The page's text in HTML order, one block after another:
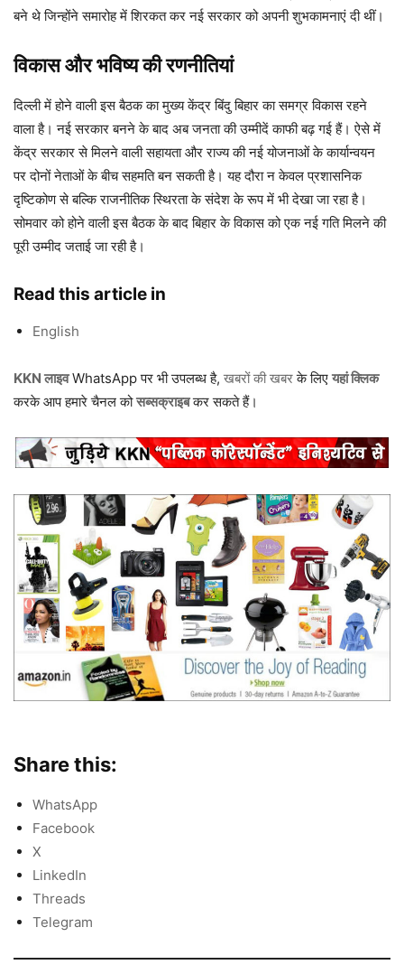
बने थे जिन्होंने समारोह में शिरकत कर नई सरकार को अपनी शुभकामनाएं दी थीं।
विकास और भविष्य की रणनीतियां
दिल्ली में होने वाली इस बैठक का मुख्य केंद्र बिंदु बिहार का समग्र विकास रहने
वाला है। नई सरकार बनने के बाद अब जनता की उम्मीदें काफी बढ़ गई हैं। ऐसे में
केंद्र सरकार से मिलने वाली सहायता और राज्य की नई योजनाओं के कार्यान्वयन
पर दोनों नेताओं के बीच सहमति बन सकती है। यह दौरा न केवल प्रशासनिक
दृष्टिकोण से बल्कि राजनीतिक स्थिरता के संदेश के रूप में भी देखा जा रहा है।
सोमवार को होने वाली इस बैठक के बाद बिहार के विकास को एक नई गति मिलने की
पूरी उम्मीद जताई जा रही है।
Read this article in
English
KKN लाइवWhatsApp पर भी उपलब्ध है, खबरों की खबरके लिए यहां क्लिक
करके आप हमारे चैनल कोसब्सक्राइबकर सकते हैं।
Share this:
WhatsApp
Facebook
X
LinkedIn
Threads
Telegram